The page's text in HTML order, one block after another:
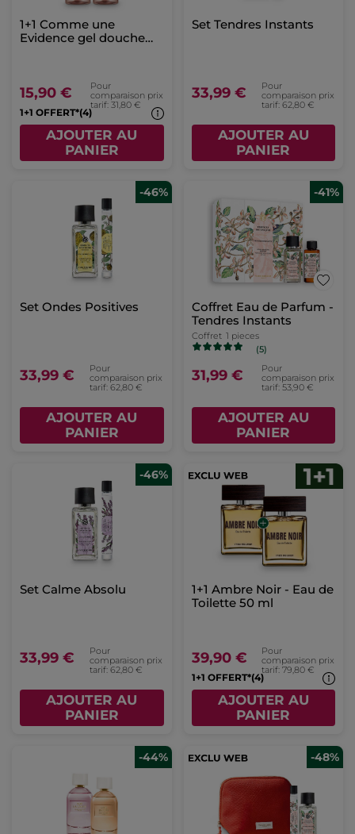
1+1 Comme une
Evidence gel douche
15,90 €
Pour
comparaison prix
tarif: 31,80 €
1+1 OFFERT*(4)
AJOUTER AU
PANIER
Set Tendres Instants
33,99 €
Pour
comparaison prix
tarif: 62,80 €
AJOUTER AU
PANIER
-46%
Set Ondes Positives
33,99 €
Pour
comparaison prix
tarif: 62,80 €
AJOUTER AU
PANIER
-41%
Coffret Eau de Parfum -
Tendres Instants
Coffret 1 pieces
(5)
31,99 €
Pour
comparaison prix
tarif: 53,90 €
AJOUTER AU
PANIER
-46%
Set Calme Absolu
33,99 €
Pour
comparaison prix
tarif: 62,80 €
AJOUTER AU
PANIER
1+1 Ambre Noir - Eau de
Toilette 50 ml
39,90 €
Pour
comparaison prix
tarif: 79,80 €
1+1 OFFERT*(4)
AJOUTER AU
PANIER
-44% -48%